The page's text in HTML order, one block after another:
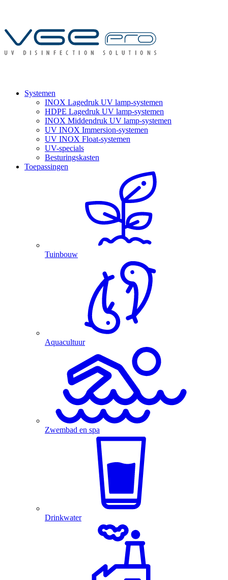
Systemen
INOX Lagedruk UV lamp-systemen
HDPE Lagedruk UV lamp-systemen
INOX Middendruk UV lamp-systemen
UV INOX Immersion-systemen
UV INOX Float-systemen
UV-specials
Besturingskasten
Toepassingen
Tuinbouw
Aquacultuur
Zwembad en spa
Drinkwater